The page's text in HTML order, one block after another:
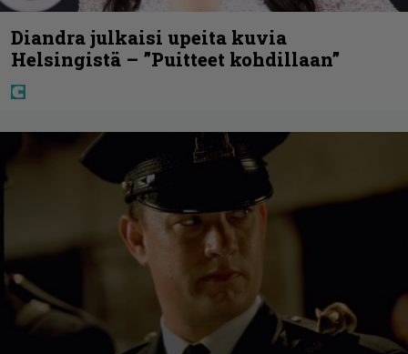
Diandra julkaisi upeita kuvia
Helsingistä – ”Puitteet kohdillaan”